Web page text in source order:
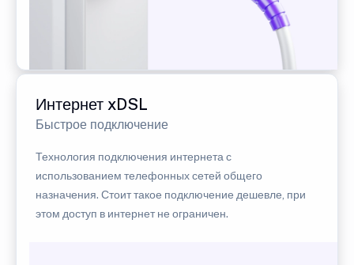
Интернет xDSL
Быстрое подключение
Технология подключения интернета с
использованием телефонных сетей общего
назначения. Стоит такое подключение дешевле, при
этом доступ в интернет не ограничен.